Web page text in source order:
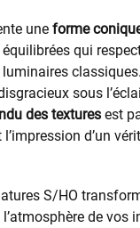
une forme
qui
sous
des textures est
d’un
S/HO
de vos